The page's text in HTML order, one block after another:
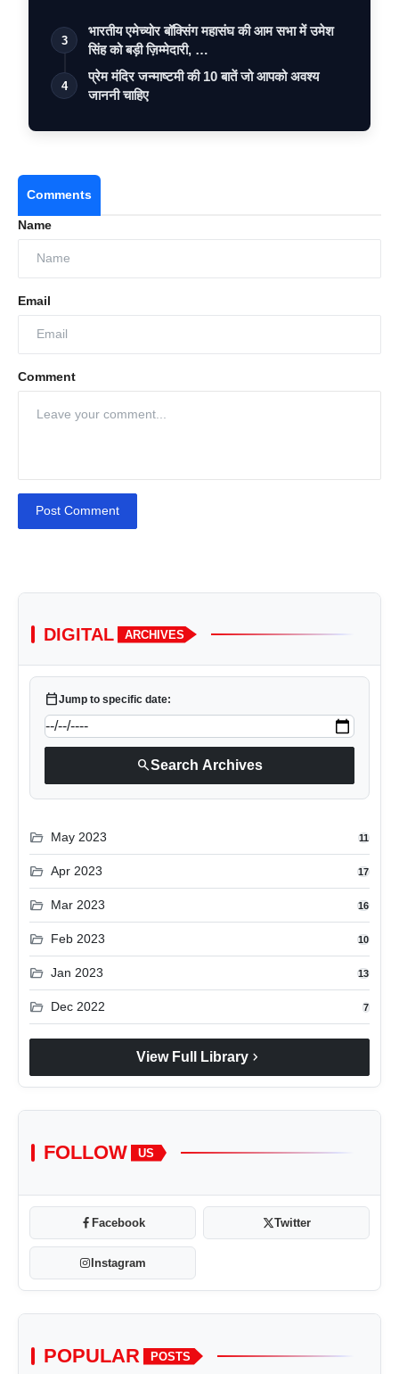
3
भारतीय एमेच्योर बॉक्सिंग महासंघ की आम सभा में उमेश
सिंह को बड़ी ज़िम्मेदारी, …
4
प्रेम मंदिर जन्माष्टमी की 10 बातें जो आपको अवश्य
जाननी चाहिए
Comments
Name
Email
Comment
Post Comment
DIGITAL ARCHIVES
calendar_todayJump to specific date:
searchSearch Archives
folder_open May 2023 11
folder_open Apr 2023 17
folder_open Mar 2023 16
folder_open Feb 2023 10
folder_open Jan 2023 13
folder_open Dec 2022 7
View Full Library chevron_right
FOLLOW US
Facebook Twitter
Instagram
POPULAR POSTS